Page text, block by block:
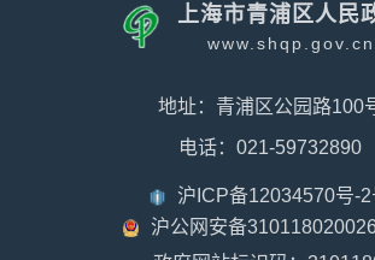
上海市青浦区人民
www.shqp.gov.cn
地址：青浦区公园路100
电话：021-59732890
沪ICP备12034570号-2
沪公网安备